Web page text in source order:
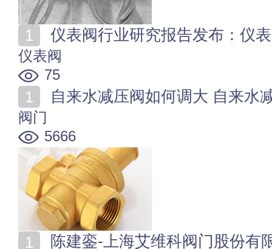
仪表阀行业研究报告发布：仪
仪表阀
75
自来水减压阀如何调大 自来水
阀门
5666